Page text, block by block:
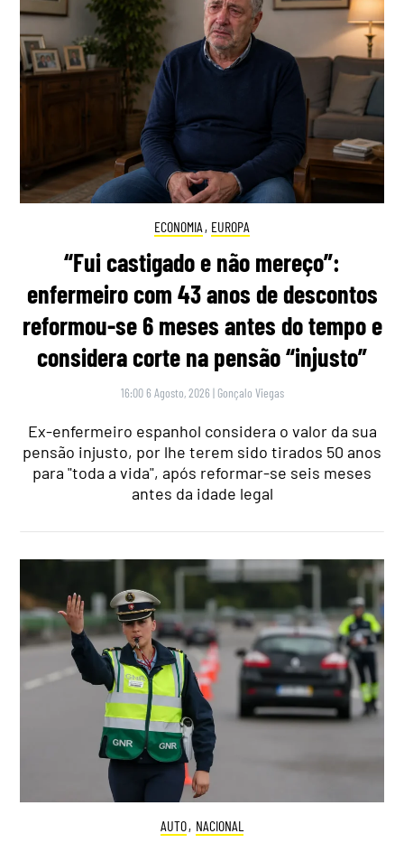
ECONOMIA , EUROPA
“Fui castigado e não mereço”:
enfermeiro com 43 anos de descontos
reformou-se 6 meses antes do tempo e
considera corte na pensão “injusto”
16:00 6 Agosto, 2026 | Gonçalo Viegas
Ex-enfermeiro espanhol considera o valor da sua
pensão injusto, por lhe terem sido tirados 50 anos
para "toda a vida", após reformar-se seis meses
antes da idade legal
AUTO, NACIONAL